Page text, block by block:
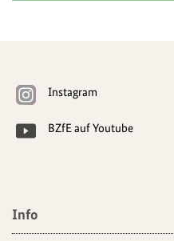
Instagram
BZfE auf Youtube
Angebote
Info